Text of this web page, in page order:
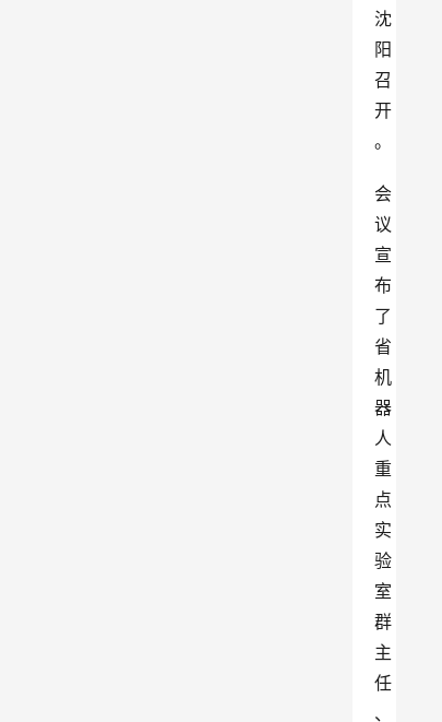
沈
阳
召
开
。
会
议
宣
布
了
省
机
器
人
重
点
实
验
室
群
主
任
、